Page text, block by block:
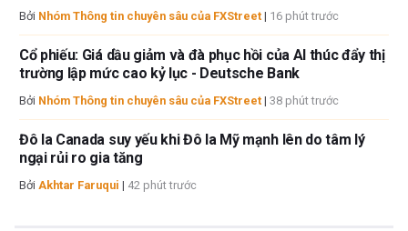
Bởi Nhóm Thông tin chuyên sâu của FXStreet | 16 phút trước
Cổ phiếu: Giá dầu giảm và đà phục hồi của AI thúc đẩy thị
trường lập mức cao kỷ lục - Deutsche Bank
Bởi Nhóm Thông tin chuyên sâu của FXStreet | 38 phút trước
Đô la Canada suy yếu khi Đô la Mỹ mạnh lên do tâm lý
ngại rủi ro gia tăng
Bởi Akhtar Faruqui | 42 phút trước